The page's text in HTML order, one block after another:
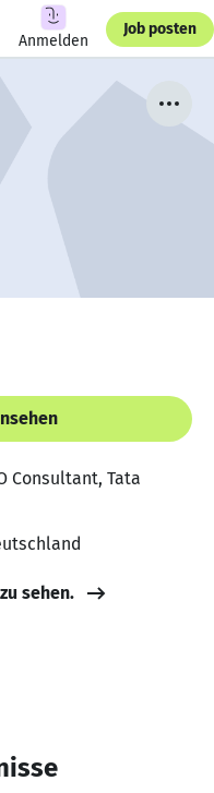
Anmelden
Job posten
Consultant, Tata
sehen.